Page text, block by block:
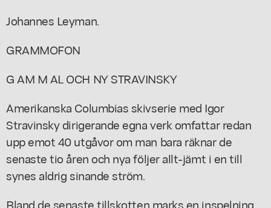
Johannes Leyman.
GRAMMOFON
G AM M AL OCH NY STRAVINSKY
Amerikanska Columbias skivserie med Igor
Stravinsky dirigerande egna verk omfattar redan
upp emot 40 utgåvor om man bara räknar de
senaste tio åren och nya följer allt-jämt i en till
synes aldrig sinande ström.
Bland de senaste tillskotten marks en inspelning